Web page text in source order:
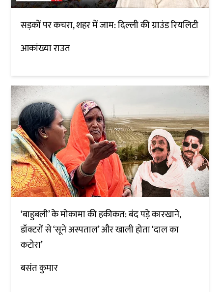
सड़कों पर कचरा, शहर में जाम: दिल्ली की ग्राउंड रियलिटी
आकांख्या राउत
‘बाहुबली’ के मोकामा की हकीकत: बंद पड़े कारखाने,
डॉक्टरों से ‘सूने अस्पताल’ और खाली होता ‘दाल का
कटोरा’
बसंत कुमार